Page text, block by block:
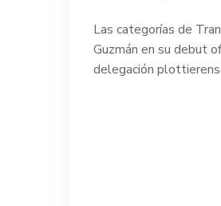
Las categorías de
Guzmán en su debut
delegación